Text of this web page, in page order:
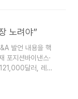
노려야”
발언 내용을 핵
포지션바이낸스·
달러, 레버
)**은 여전히 유